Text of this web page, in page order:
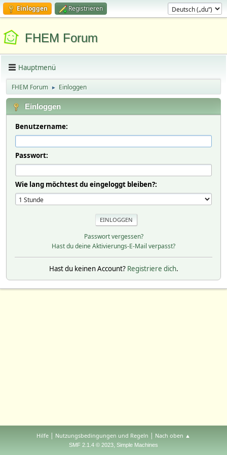
Einloggen Registrieren
FHEM Forum
Hauptmenü
FHEM Forum ► Einloggen
Einloggen
Benutzername:
Passwort:
Wie lang möchtest du eingeloggt bleiben?:
Passwort vergessen?
Hast du deine Aktivierungs-E-Mail verpasst?
Hast du keinen Account? Registriere dich.
Hilfe | Nutzungsbedingungen und Regeln | Nach oben ▲
SMF 2.1.4 © 2023, Simple Machines